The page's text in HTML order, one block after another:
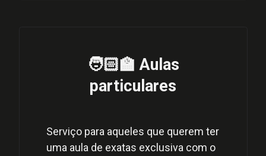
🧑🏻‍🏫 Aulas
particulares
Serviço para aqueles que querem ter
uma aula de exatas exclusiva com o